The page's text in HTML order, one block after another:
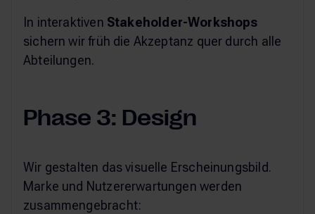
In interaktiven Stakeholder-Workshops
sichern wir früh die Akzeptanz quer durch alle
Abteilungen.
Phase 3: Design
Wir gestalten das visuelle Erscheinungsbild.
Marke und Nutzererwartungen werden
zusammengebracht: